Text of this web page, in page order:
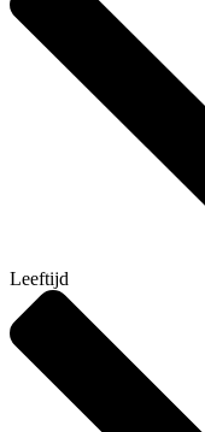
Leeftijd